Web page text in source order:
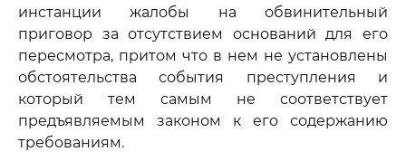
инстанции жалобы на обвинительный
приговор за отсутствием оснований для его
пересмотра, притом что в нем не установлены
обстоятельства события преступления и
который тем самым не соответствует
предъявляемым законом к его содержанию
требованиям.